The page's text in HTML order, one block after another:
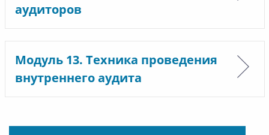
аудиторов
Модуль 13. Техника проведения
внутреннего аудита